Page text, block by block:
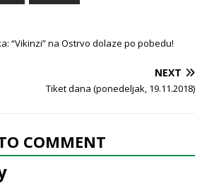
“Vikinzi” na Ostrvo dolaze po pobedu!
NEXT
Tiket dana (ponedeljak, 19.11.2018)
COMMENT